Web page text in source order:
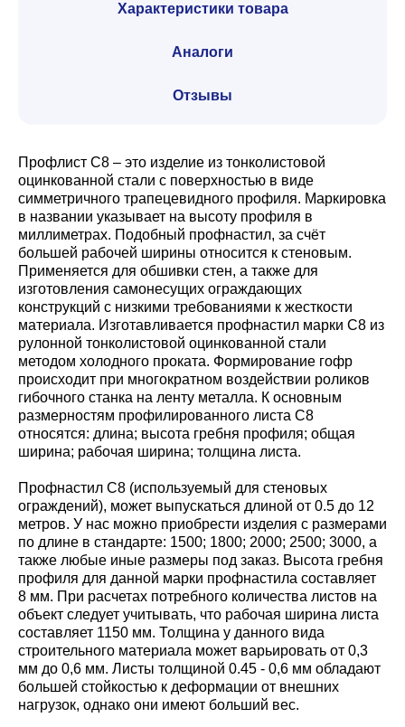
Характеристики товара
Аналоги
Отзывы
Профлист С8 – это изделие из тонколистовой
оцинкованной стали с поверхностью в виде
симметричного трапецевидного профиля. Маркировка
в названии указывает на высоту профиля в
миллиметрах. Подобный профнастил, за счёт
большей рабочей ширины относится к стеновым.
Применяется для обшивки стен, а также для
изготовления самонесущих ограждающих
конструкций с низкими требованиями к жесткости
материала. Изготавливается профнастил марки С8 из
рулонной тонколистовой оцинкованной стали
методом холодного проката. Формирование гофр
происходит при многократном воздействии роликов
гибочного станка на ленту металла. К основным
размерностям профилированного листа С8
относятся: длина; высота гребня профиля; общая
ширина; рабочая ширина; толщина листа.
Профнастил С8 (используемый для стеновых
ограждений), может выпускаться длиной от 0.5 до 12
метров. У нас можно приобрести изделия с размерами
по длине в стандарте: 1500; 1800; 2000; 2500; 3000, а
также любые иные размеры под заказ. Высота гребня
профиля для данной марки профнастила составляет
8 мм. При расчетах потребного количества листов на
объект следует учитывать, что рабочая ширина листа
составляет 1150 мм. Толщина у данного вида
строительного материала может варьировать от 0,3
мм до 0,6 мм. Листы толщиной 0.45 - 0,6 мм обладают
большей стойкостью к деформации от внешних
нагрузок, однако они имеют больший вес.